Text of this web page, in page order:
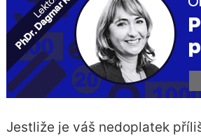
Jestliže je váš nedoplatek